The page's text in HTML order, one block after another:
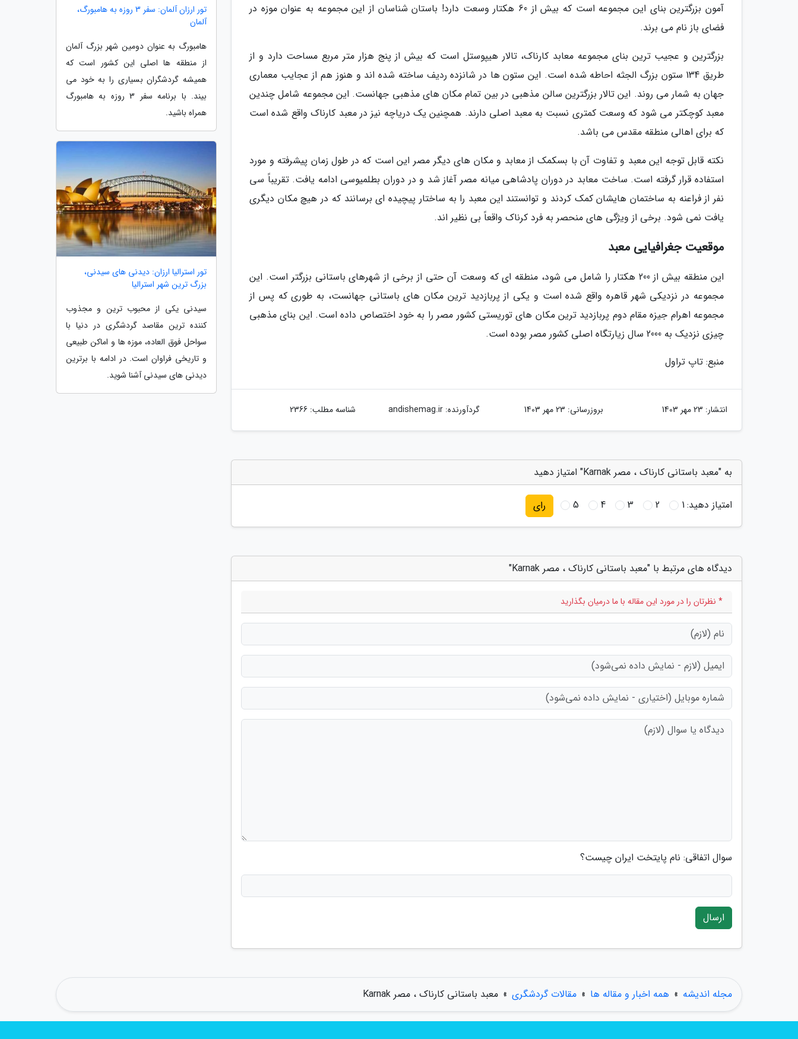
آمون بزرگترین بنای این مجموعه است که بیش از 60 هکتار وسعت دارد! باستان شناسان از این مجموعه به عنوان موزه در
فضای باز نام می برند.
بزرگترین و عجیب ترین بنای مجموعه معابد کارناک، تالار هیپوستل است که بیش از پنج هزار متر مربع مساحت دارد و از
طریق 134 ستون بزرگ الجثه احاطه شده است. این ستون ها در شانزده ردیف ساخته شده اند و هنوز هم از عجایب معماری
جهان به شمار می روند. این تالار بزرگترین سالن مذهبی در بین تمام مکان های مذهبی جهانست. این مجموعه شامل چندین
معبد کوچکتر می شود که وسعت کمتری نسبت به معبد اصلی دارند. همچنین یک دریاچه نیز در معبد کارناک واقع شده است
که برای اهالی منطقه مقدس می باشد.
نکته قابل توجه این معبد و تفاوت آن با بسکمک از معابد و مکان های دیگر مصر این است که در طول زمان پیشرفته و مورد
استفاده قرار گرفته است. ساخت معابد در دوران پادشاهی میانه مصر آغاز شد و در دوران بطلمیوسی ادامه یافت. تقریباً سی
نفر از فراعنه به ساختمان هایشان کمک کردند و توانستند این معبد را به ساختار پیچیده ای برسانند که در هیچ مکان دیگری
یافت نمی شود. برخی از ویژگی های منحصر به فرد کرناک واقعاً بی نظیر اند.
موقعیت جغرافیایی معبد
این منطقه بیش از 200 هکتار را شامل می شود، منطقه ای که وسعت آن حتی از برخی از شهرهای باستانی بزرگتر است. این
مجموعه در نزدیکی شهر قاهره واقع شده است و یکی از پربازدید ترین مکان های باستانی جهانست، به طوری که پس از
مجموعه اهرام جیزه مقام دوم پربازدید ترین مکان های توریستی کشور مصر را به خود اختصاص داده است. این بنای مذهبی
چیزی نزدیک به 2000 سال زیارتگاه اصلی کشور مصر بوده است.
منبع: تاپ تراول
انتشار: 23 مهر 1403 بروزرسانی: 23 مهر 1403 گردآورنده:andishemag.ir شناسه مطلب: 2366
به "معبد باستانی کارناک ، مصر Karnak" امتیاز دهید
امتیاز دهید:1
2
3
4
5 رای
دیدگاه های مرتبط با "معبد باستانی کارناک ، مصر Karnak"
* نظرتان را در مورد این مقاله با ما درمیان بگذارید
سوال اتفاقی: نام پایتخت ایران چیست؟
ارسال
تور ارزان آلمان: سفر 3 روزه به هامبورگ،
آلمان
هامبورگ به عنوان دومین شهر بزرگ آلمان
از منطقه ها اصلی این کشور است که
همیشه گردشگران بسیاری را به خود می
بیند. با برنامه سفر 3 روزه به هامبورگ
همراه باشید.
تور استرالیا ارزان: دیدنی های سیدنی،
بزرگ ترین شهر استرالیا
سیدنی یکی از محبوب ترین و مجذوب
کننده ترین مقاصد گردشگری در دنیا با
سواحل فوق العاده، موزه ها و اماکن طبیعی
و تاریخی فراوان است. در ادامه با برترین
دیدنی های سیدنی آشنا شوید.
مجله اندیشه » همه اخبار و مقاله ها » مقالات گردشگری » معبد باستانی کارناک ، مصر Karnak